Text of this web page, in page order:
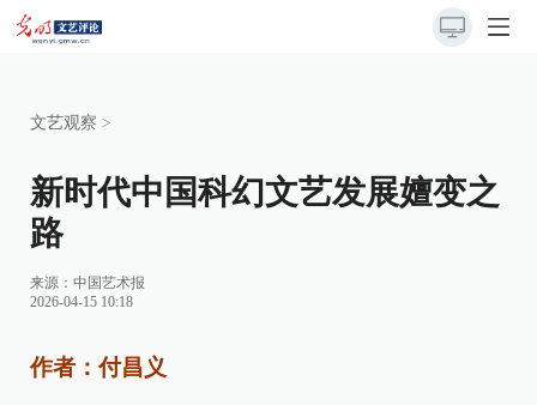
文艺观察 >
新时代中国科幻文艺发展嬗变之
路
来源： 中国艺术报
2026-04-15 10:18
作者：付昌义